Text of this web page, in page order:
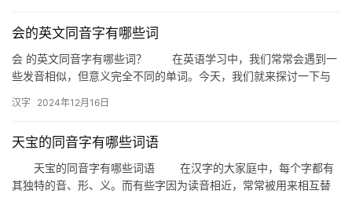
会的英文同音字有哪些词
会 的英文同音字有哪些词？ 在英语学习中，我们常常会遇到一
些发音相似，但意义完全不同的单词。今天，我们就来探讨一下与
汉字 2024年12月16日
天宝的同音字有哪些词语
天宝的同音字有哪些词语 在汉字的大家庭中，每个字都有
其独特的音、形、义。而有些字因为读音相近，常常被用来相互替